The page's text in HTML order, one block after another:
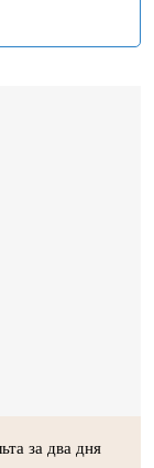
за два дня